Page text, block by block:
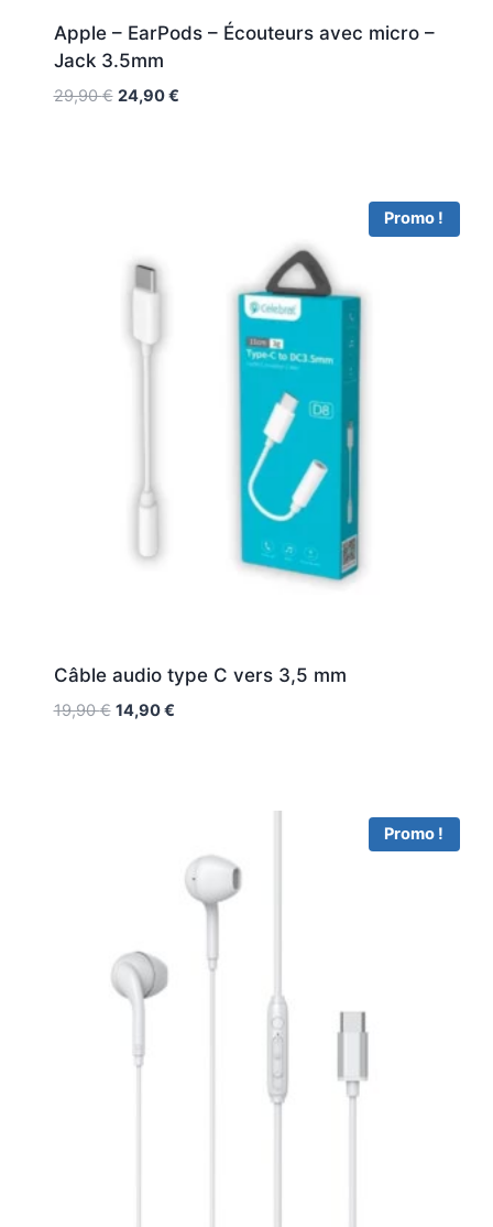
Apple – EarPods – Écouteurs avec micro –
Jack 3.5mm
29,90€ 24,90€
Promo !
Câble audio type C vers 3,5 mm
19,90€ 14,90€
Promo !